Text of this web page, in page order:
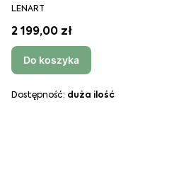
LENART
2 199,00 zł
Do koszyka
Dostępność: duża ilość